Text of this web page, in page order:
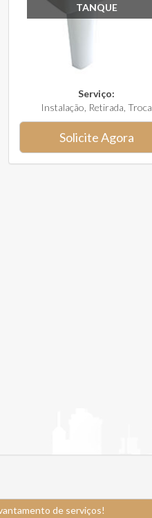
TANQUE
Serviço:
Instalação, Retirada, Troca
Solicite Agora
de serviços!